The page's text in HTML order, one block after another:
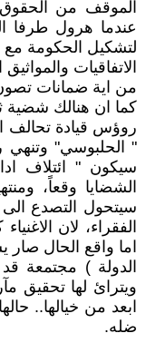
الموقف من
عندما هرول طرفا
لتشكيل الحكومة مع
الاتفاقيات
من اية ضمانات
كما ان هنالك شضية
روؤس قيادة تحالف
" الحلبوسي" وتنهي
سيكون " ائتلاف
الشضايا وقعاً،
سيتحول التصدع
الفقراء، لان
اما واقع الحال صار
الدولة ) مجتمعة
ويترائ لها تحقيق
ابعد من خيالها..
ضله.